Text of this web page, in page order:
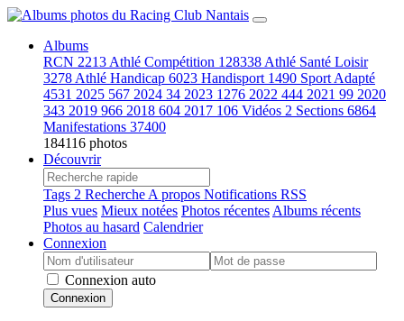
Albums
RCN 2213 Athlé Compétition 128338 Athlé Santé Loisir
3278 Athlé Handicap 6023 Handisport 1490 Sport Adapté
4531 2025 567 2024 34 2023 1276 2022 444 2021 99 2020
343 2019 966 2018 604 2017 106 Vidéos 2 Sections 6864
Manifestations 37400
184116 photos
Découvrir
Tags 2 Recherche A propos Notifications RSS
Plus vues Mieux notées Photos récentes Albums récents
Photos au hasard Calendrier
Connexion
Connexion auto
Connexion